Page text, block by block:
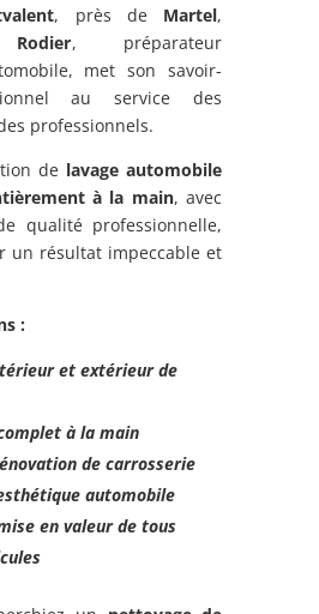
, près de Martel,
, préparateur
met son savoir-
au service des
professionnels.
de lavage automobile
à la main, avec
qualité professionnelle,
un résultat impeccable et
:
et extérieur de
à la main
de carrosserie
automobile
en valeur de tous